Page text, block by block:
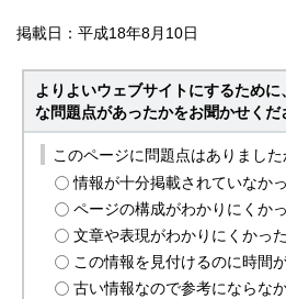
掲載日：平成18年8月10日
よりよいウェブサイトにするために
な問題点があったかをお聞かせくだ
このページに問題点はありました
情報が十分掲載されていなか
ページの構成がわかりにくか
文章や表現がわかりにくかった
この情報を見付けるのに時間
古い情報なので参考にならな